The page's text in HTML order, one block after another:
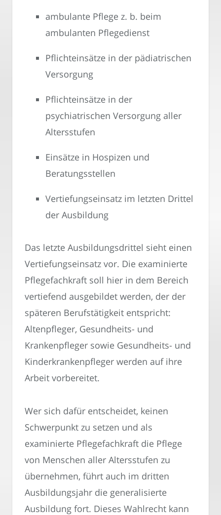
ambulante Pflege z. b. beim
ambulanten Pflegedienst
Pflichteinsätze in der pädiatrischen
Versorgung
Pflichteinsätze in der
psychiatrischen Versorgung aller
Altersstufen
Einsätze in Hospizen und
Beratungsstellen
Vertiefungseinsatz im letzten Drittel
der Ausbildung
Das letzte Ausbildungsdrittel sieht einen
Vertiefungseinsatz vor. Die examinierte
Pflegefachkraft soll hier in dem Bereich
vertiefend ausgebildet werden, der der
späteren Berufstätigkeit entspricht:
Altenpfleger, Gesundheits- und
Krankenpfleger sowie Gesundheits- und
Kinderkrankenpfleger werden auf ihre
Arbeit vorbereitet.
Wer sich dafür entscheidet, keinen
Schwerpunkt zu setzen und als
examinierte Pflegefachkraft die Pflege
von Menschen aller Altersstufen zu
übernehmen, führt auch im dritten
Ausbildungsjahr die generalisierte
Ausbildung fort. Dieses Wahlrecht kann